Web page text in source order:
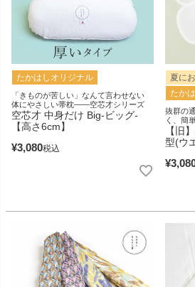
たかはしオリジナル
「きものが苦しい」なんて言わせない
体にやさしい帯枕――空芯才シリーズ
空芯才 中身だけ Big-ビッグ-
【高さ6cm】
¥3,080税込
夏に
たか
抜群の
く、簡
【旧
型(ウ
¥